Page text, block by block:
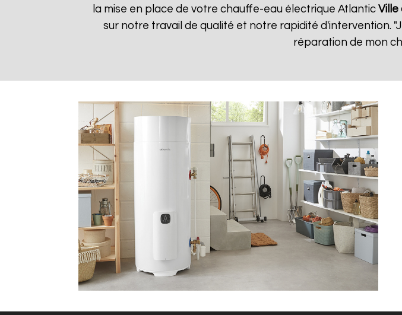
la mise en place de votre chauffe-eau électrique Atlantic Ville
sur notre travail de qualité et notre rapidité d'intervention.
réparation de mon